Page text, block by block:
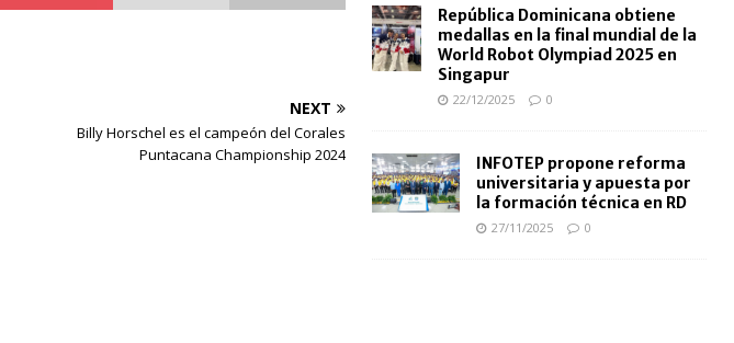
NEXT
Billy Horschel es el campeón del Corales
Puntacana Championship 2024
República Dominicana obtiene
medallas en la final mundial de la
World Robot Olympiad 2025 en
Singapur
22/12/2025 0
INFOTEP propone reforma
universitaria y apuesta por
la formación técnica en RD
27/11/2025 0